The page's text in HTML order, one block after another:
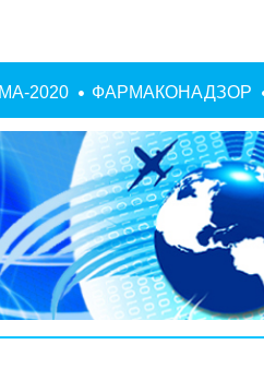
2020 ФАРМАКОНАДЗОР